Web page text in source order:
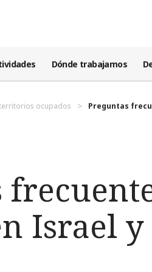
Dónde trabajamos
ocupados Preguntas
Israel